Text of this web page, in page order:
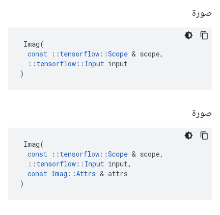
صورة
Imag(
const
:: tensorflow ::Scope & scope,
:: tensorflow :: Input input
)
صورة
Imag(
const
:: tensorflow ::Scope & scope,
:: tensorflow :: Input input,
const Imag ::Attrs & attrs
)